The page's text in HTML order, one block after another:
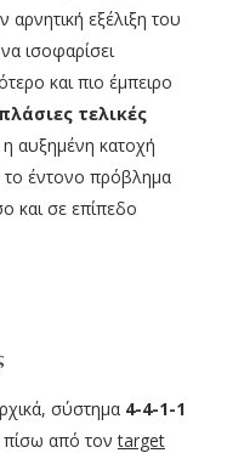
αρνητική εξέλιξη του
ισοφαρίσει
και πιο έμπειρο
τελικές
η αυξημένη κατοχή
το έντονο πρόβλημα
και σε επίπεδο
σύστημα 4-4-1-1
πίσω από τονtarget